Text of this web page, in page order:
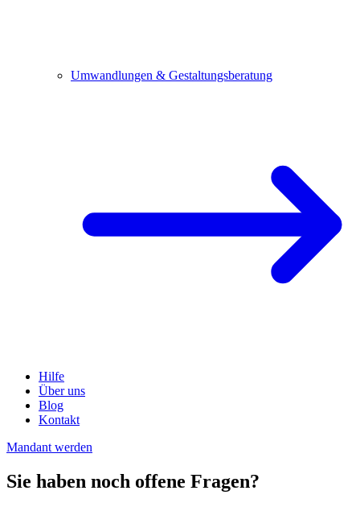
Umwandlungen & Gestaltungsberatung
Hilfe
Über uns
Blog
Kontakt
Mandant werden
Sie haben noch offene Fragen?